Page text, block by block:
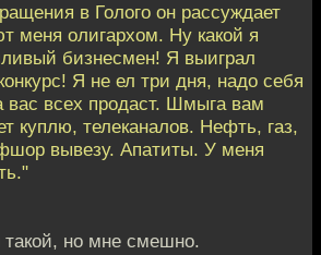
в Голого он рассуждает
меня олигархом. Ну какой я
бизнесмен! Я выиграл
Я не ел три дня, надо себя
вас всех продаст. Шмыга вам
куплю, телеканалов. Нефть, газ,
вывезу. Апатиты. У меня
такой, но мне смешно.